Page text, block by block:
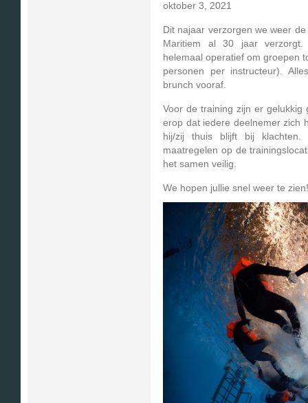
oktober 3, 2021
Dit najaar verzorgen we weer
Maritiem al 30 jaar verzorgt.
helemaal operatief om groepen
personen per instructeur).
brunch vooraf.
Voor de training zijn er gelukkig
erop dat iedere deelnemer zich
hij/zij thuis blijft bij klachten.
maatregelen op de
het samen veilig.
We hopen jullie snel weer te zien!